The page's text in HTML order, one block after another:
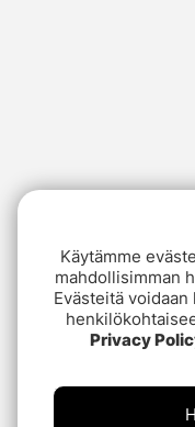
Käytämme
mahdollisimman
Evästeitä
Privacy